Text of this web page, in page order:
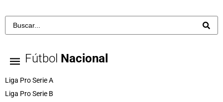
Fútbol Nacional
Liga Pro Serie A
Liga Pro Serie B